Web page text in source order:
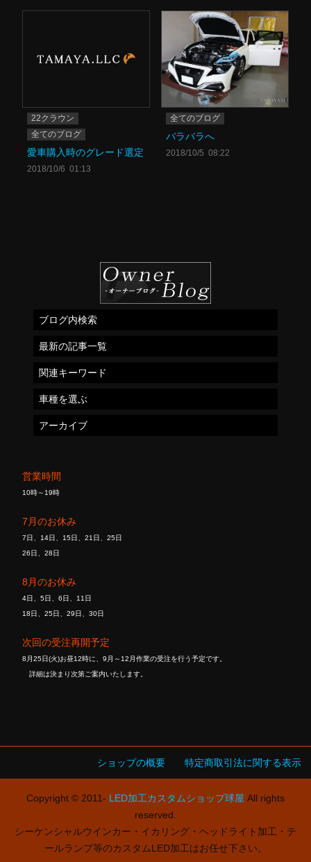
22クラウン
全てのブログ
愛車購入時のグレード選定
2018/10/6 01:13
全てのブログ
バラバラへ
2018/10/5 08:22
営業時間
10時～19時
7月のお休み
7日、14日、15日、21日、25日
26日、28日
8月のお休み
4日、5日、6日、11日
18日、25日、29日、30日
次回の受注再開予定
8月25日(火)お昼12時に、9月～12月作業の受注を行う予定です。
詳細は決まり次第ご案内いたします。
ブログ内検索
最新の記事一覧
関連キーワード
車種を選ぶ
アーカイブ
ショップの概要 特定商取引法に関する表示
Copyright © 2011- LED加工カスタムショップ球屋 All rights
reserved.
シーケンシャルウインカー・イカリング・ヘッドライト加工・テ
ールランプ等のカスタムLED加工はお任せ下さい。